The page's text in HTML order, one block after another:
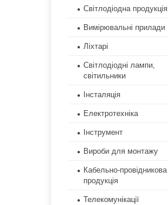
Світлодіодна продукція
Вимірювальні прилади
Ліхтарі
Світлодіодні лампи,
світильники
Інсталяція
Електротехніка
Інструмент
Вироби для монтажу
Кабельно-провідникова
продукція
Телекомунікації